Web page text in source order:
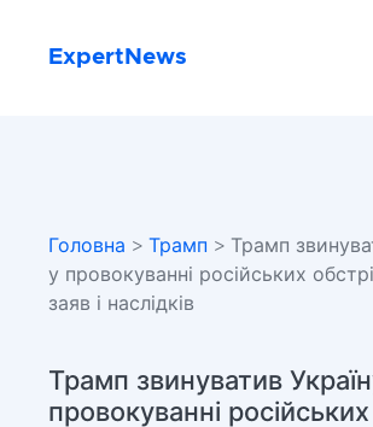
ExpertNews
Головна > Трамп > Трамп
у провокуванні російських
заяв і наслідків
Трамп звинуватив
провокуванні російських